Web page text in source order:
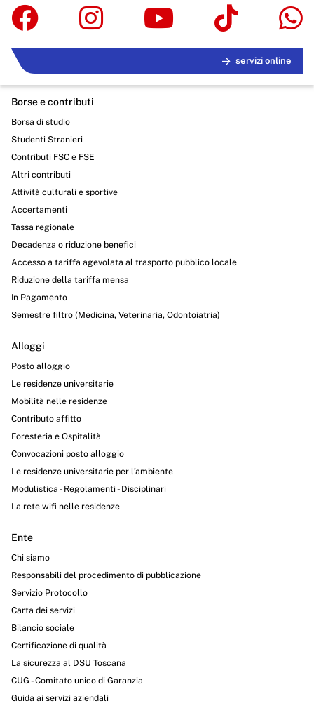
servizi online
Borse e contributi
Borsa di studio
Studenti Stranieri
Contributi FSC e FSE
Altri contributi
Attività culturali e sportive
Accertamenti
Tassa regionale
Decadenza o riduzione benefici
Accesso a tariffa agevolata al trasporto pubblico locale
Riduzione della tariffa mensa
In Pagamento
Semestre filtro (Medicina, Veterinaria, Odontoiatria)
Alloggi
Posto alloggio
Le residenze universitarie
Mobilità nelle residenze
Contributo affitto
Foresteria e Ospitalità
Convocazioni posto alloggio
Le residenze universitarie per l’ambiente
Modulistica - Regolamenti - Disciplinari
La rete wifi nelle residenze
Ente
Chi siamo
Responsabili del procedimento di pubblicazione
Servizio Protocollo
Carta dei servizi
Bilancio sociale
Certificazione di qualità
La sicurezza al DSU Toscana
CUG - Comitato unico di Garanzia
Guida ai servizi aziendali